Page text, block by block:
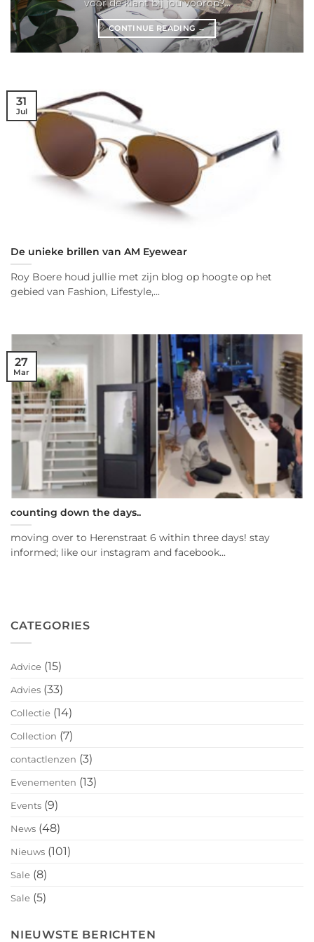
voor de klant bij jou voorop?...
CONTINUE READING →
De unieke brillen van AM Eyewear
Roy Boere houd jullie met zijn blog op hoogte op het
gebied van Fashion, Lifestyle,...
31
Jul
counting down the days..
moving over to Herenstraat 6 within three days! stay
informed; like our instagram and facebook...
27
Mar
CATEGORIES
Advice (15)
Advies (33)
Collectie (14)
Collection (7)
contactlenzen (3)
Evenementen (13)
Events (9)
News (48)
Nieuws (101)
Sale (8)
Sale (5)
NIEUWSTE BERICHTEN